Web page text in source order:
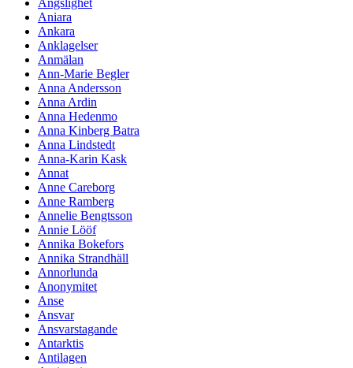
Aniara
Ankara
Anklagelser
Anmälan
Ann-Marie Begler
Anna Andersson
Anna Ardin
Anna Hedenmo
Anna Kinberg Batra
Anna Lindstedt
Anna-Karin Kask
Annat
Anne Careborg
Anne Ramberg
Annelie Bengtsson
Annie Lööf
Annika Bokefors
Annika Strandhäll
Annorlunda
Anonymitet
Anse
Ansvar
Ansvarstagande
Antarktis
Antilagen